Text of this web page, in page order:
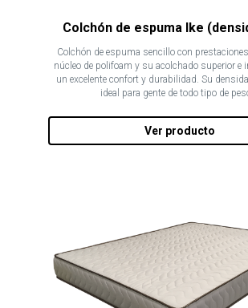
Colchón de espuma Ike
Colchón de espuma sencillo con
núcleo de polifoam y su acolchado superior e
un excelente confort y durabilidad. Su
ideal para gente de todo tipo de
Ver producto